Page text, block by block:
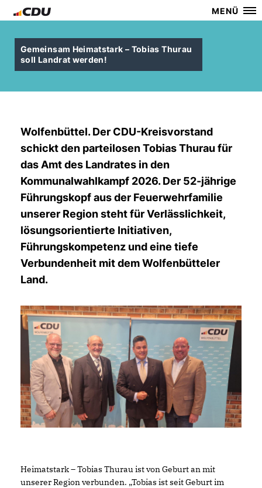
MENÜ
Gemeinsam Heimatstark – Tobias Thurau
soll Landrat werden!
Wolfenbüttel. Der CDU-Kreisvorstand
schickt den parteilosen Tobias Thurau für
das Amt des Landrates in den
Kommunalwahlkampf 2026. Der 52-jährige
Führungskopf aus der Feuerwehrfamilie
unserer Region steht für Verlässlichkeit,
lösungsorientierte Initiativen,
Führungskompetenz und eine tiefe
Verbundenheit mit dem Wolfenbütteler
Land.
Heimatstark – Tobias Thurau ist von Geburt an mit
unserer Region verbunden. „Tobias ist seit Geburt im